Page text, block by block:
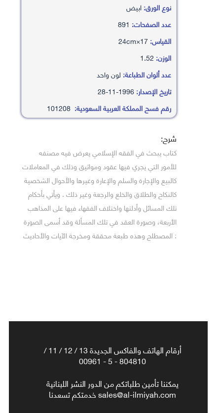
نوع الورق:ابيض
عدد الصفحات:
القياس:
الوزن:
عدد ألوان الطباعة: لون واحد
تاريخ الإصدار:
رقم فسح المملكة العربية السعودية:
شرح:
كتاب يبحث في الفقه الإسلامي يعرض فيه مصنفه
للأمور التي يجري فيها عقود ومواثيق وذلك في المعاملات
كالبيع والإجارة والسلم والإعارة وغيرها والأحوال الشخصية
كالنكاح والطلاق والخلع والرجعة وغير ذلك . ويأتي بأحكام
تلك المسائل وأدلتها واختلاف الفقهاء فيها على المذاهب
الأربعة، وصورة العقد في تلك المسألة وقد أسمى الصورة
: المصطلح وهذه طبعة محققة ومخرجة الآيات والأحاديث
أرقام الهاتف والفاكس الجديدة 13 / 12 / 11 /
804810 - 5 - 00961
يمكننا تأمين طلباتكم من الدور النشر اللبنانية
sales@al-ilmiyah.com خدمتكم تسعدنا